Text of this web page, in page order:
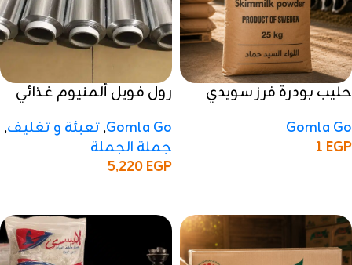
حليب بودرة فرز سويدي
Gomla Go
1 EGP
رول فويل ألمنيوم غذائي
Gomla Go
,تعبئة و تغليف,
جملة الجملة
5,220EGP